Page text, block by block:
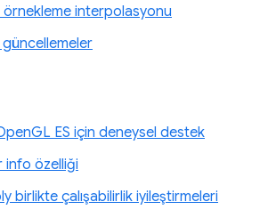
örnekleme interpolasyonu
güncellemeler
ES için deneysel destek
info özelliği
birlikte çalışabilirlik iyileştirmeleri